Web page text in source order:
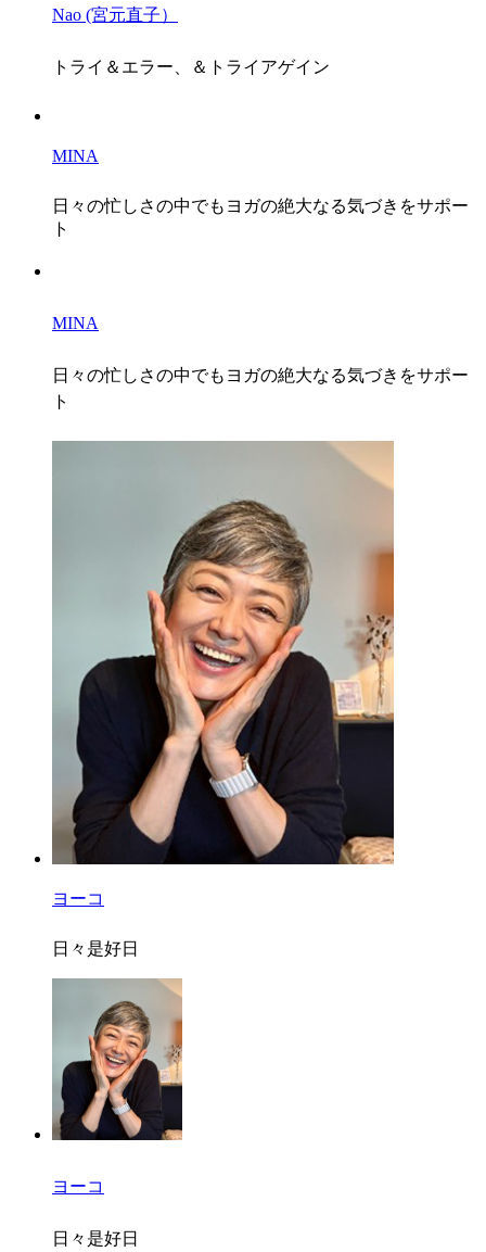
Nao (宮元直子）
トライ＆エラー、＆トライアゲイン
MINA
日々の忙しさの中でもヨガの絶大なる気づきをサポー
ト
MINA
日々の忙しさの中でもヨガの絶大なる気づきをサポー
ト
ヨーコ
日々是好日
ヨーコ
日々是好日